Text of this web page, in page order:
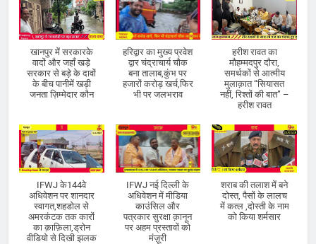
खानपुर में सरकारके
वादों और जहाँ खड़े
सरकार से बड़े के दावों
के बीच पानीमें खड़ी
जनता ज़िम्मेदार कौन
हरिद्वार का मुख्य प्रवेश
द्वार चंद्राचार्य चौक
बना तालाब,कुंभ पर
हजारों करोड़ खर्च,फिर
भी पर जलभराव
हरीश रावत का
मौहम्मदपुर दौरा,
समर्थकों से आत्मीय
मुलाक़ात “सियासत
नहीं, रिश्तों की बात” –
हरीश रावत
IFWJ के144वे
अधिवेशन पर शानदार
स्वागत,शहडोल से
अमरकंटक तक कारों
का क़ाफ़िला,ड्रोन
वीडियो से दिखी झलक
IFWJ नई दिल्ली के
अधिवेशन में मीडिया
काउंसिल और
पत्रकार सुरक्षा क़ानून
पर अहम प्रस्तावों को
मंज़ूरी
शराब की तलाश में बने
दोस्त, पैसों के लालच
में कत्ल ,दोस्ती के नाम
को किया शर्मसार